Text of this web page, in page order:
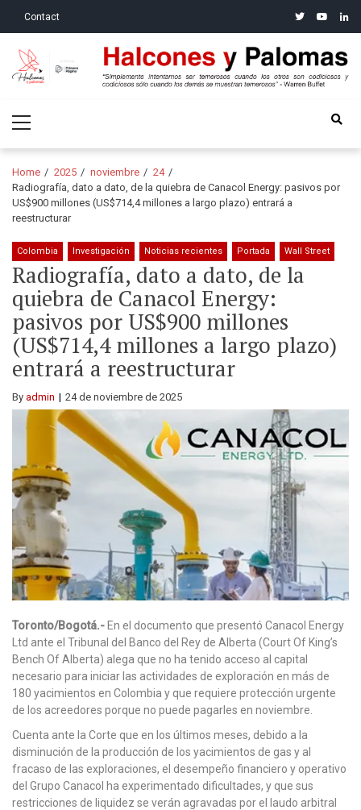
Contact twitteryoutube
Halcones y Palomas
Menu
Home 2025 noviembre
24
Radiografía, dato a dato, de la quiebra de Canacol Energy: pasivos por
US$900 millones (US$714,4 millones a largo plazo) entrará a
reestructurar
Colombia Investigación Noticias recientes Portada Wall Street
Radiografía, dato a dato, de la
quiebra de Canacol Energy:
pasivos por US$900 millones
(US$714,4 millones a largo plazo)
entrará a reestructurar
By admin 24 de noviembre de 2025
Toronto/Bogotá.- En el documento que presentó Canacol Energy
Ltd ante el Tribunal del Banco del Rey de Alberta (Court Of King’s
Bench Of Alberta) alega que no ha tenido acceso al capital
necesario para iniciar las actividades de exploración en más de
180 yacimientos en Colombia y que requiere protección urgente
de los acreedores porque no puede pagarles en noviembre.
Cuenta ante la Corte que en los últimos meses, debido a la
disminución de la producción de los yacimientos de gas y al
fracaso de las exploraciones, el desempeño financiero y operativo
del Grupo Canacol ha experimentado dificultades, y que sus
restricciones de liquidez se verán agravadas por el laudo arbitral